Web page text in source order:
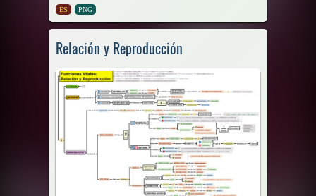
ES PNG
Relación y Reproducción